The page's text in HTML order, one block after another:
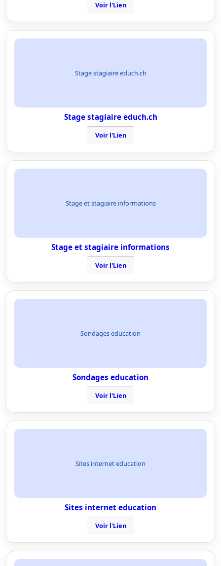
Voir l'Lien
Stage stagiaire educh.ch
Stage stagiaire educh.ch
Voir l'Lien
Stage et stagiaire informations
Stage et stagiaire informations
Voir l'Lien
Sondages education
Sondages education
Voir l'Lien
Sites internet education
Sites internet education
Voir l'Lien